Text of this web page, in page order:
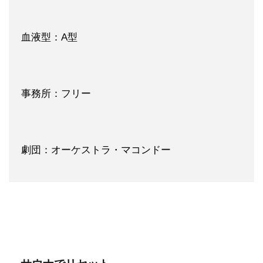
血液型：A型
事務所：フリー
劇団：オーケストラ・マコンドー